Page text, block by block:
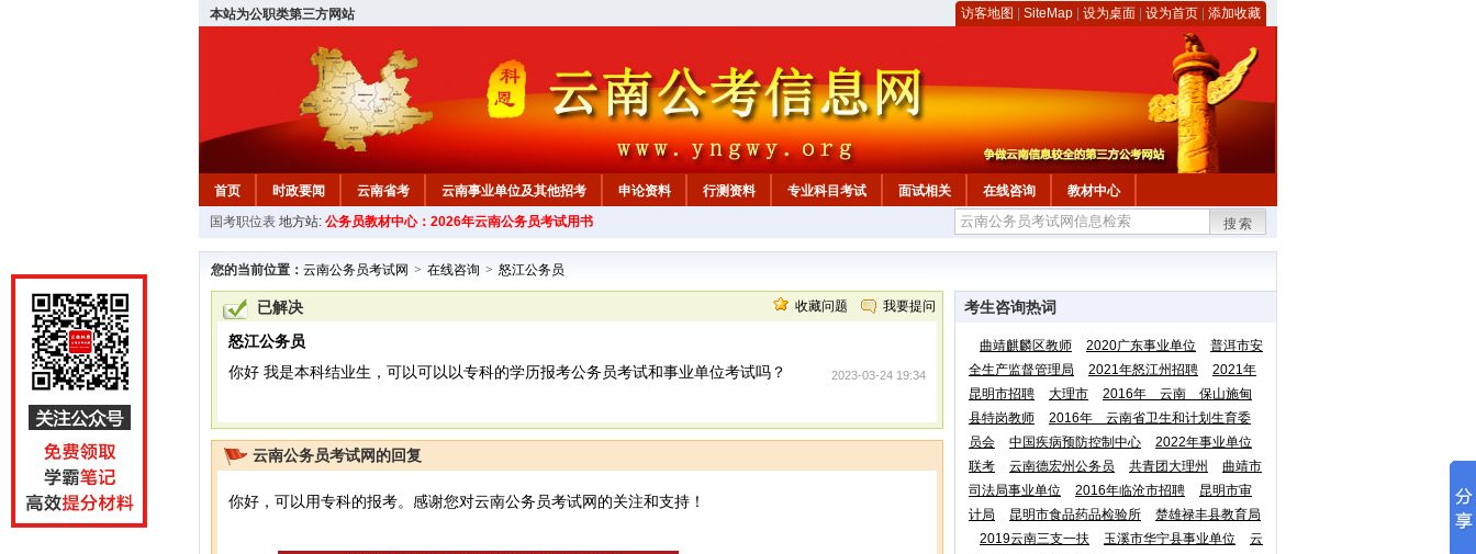
本站为公职类第三方网站 访客地图 SiteMap 设为桌面 设为首页 添加收藏
首页 时政要闻 云南省考 云南事业单位及其他招考 申论资料 行测资料 专业科目考试 面试相关 在线咨询
教材中心
国考职位表 地方站: 公务员教材中心：2026年云南公务员考试用书 搜索
您的当前位置： 云南公务员考试网 > 在线咨询 > 怒江公务员
已解决 收藏问题 我要提问
怒江公务员
你好 我是本科结业生，可以可以以专科的学历报考公务员考试和事业单位考试吗？
2023-03-24 19:34
云南公务员考试网的回复
你好，可以用专科的报考。感谢您对云南公务员考试网的关注和支持！
考生咨询热词
曲靖麒麟区教师 2020广东事业单位
普洱市安
全生产监督管理局
2021年怒江州招聘
2021年
昆明市招聘
大理市
2016年 云南 保山施甸
县特岗教师
2016年 云南省卫生和计划生育委
员会
中国疾病预防控制中心
2022年事业单位
联考
云南德宏州公务员 共青团大理州
曲靖市
司法局事业单位
2016年临沧市招聘
昆明市审
计局
昆明市食品药品检验所
楚雄禄丰县教育局
2019云南三支一扶
玉溪市华宁县事业单位
云